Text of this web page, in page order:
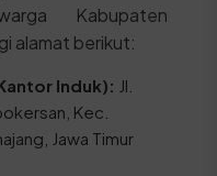
Kabupaten
alamat berikut:
Induk): Jl.
Kec.
Jawa Timur